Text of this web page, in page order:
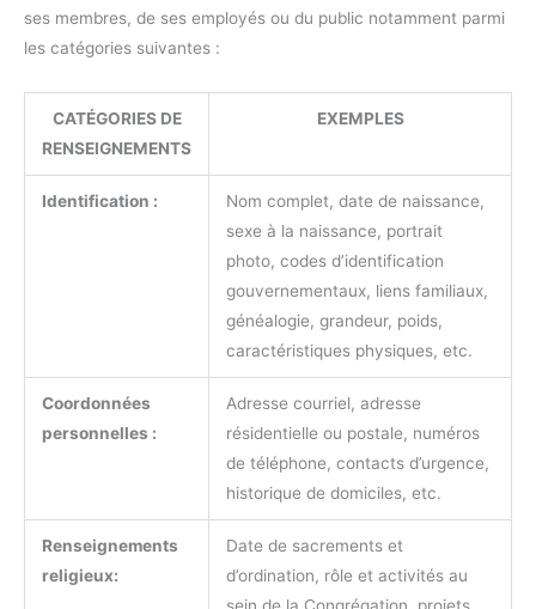
ses membres, de ses employés ou du public notamment parmi
les catégories suivantes :
CATÉGORIES DE
RENSEIGNEMENTS
EXEMPLES
Identification :
Nom complet, date de naissance,
sexe à la naissance, portrait
photo, codes d’identification
gouvernementaux, liens familiaux,
généalogie, grandeur, poids,
caractéristiques physiques, etc.
Coordonnées
personnelles :
Adresse courriel, adresse
résidentielle ou postale, numéros
de téléphone, contacts d’urgence,
historique de domiciles, etc.
Renseignements
religieux:
Date de sacrements et
d’ordination, rôle et activités au
sein de la Congrégation, projets